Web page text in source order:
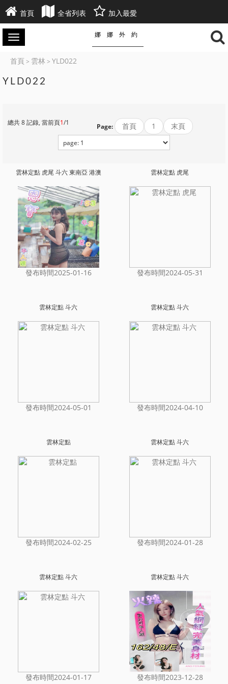
首頁 全省列表 加入最愛
娜娜外約
首頁> 雲林> YLD022
YLD022
Page:
總共 8 記錄, 當前頁1/1 首頁 1 末頁
雲林定點 虎尾 斗六 東南亞 港澳
發布時間2025-01-16
雲林定點 虎尾
發布時間2024-05-31
雲林定點 斗六
發布時間2024-05-01
雲林定點 斗六
發布時間2024-04-10
雲林定點
發布時間2024-02-25
雲林定點 斗六
發布時間2024-01-28
雲林定點 斗六
發布時間2024-01-17
雲林定點 斗六
發布時間2023-12-28